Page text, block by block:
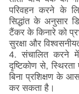
परिवहन करने के
सिद्धांत के अनुसार
टैंकर के किनारे को
सुरक्षा और
4. संचालित करने में
दृष्टिकोण से,
बिना प्रशिक्षण के
कर सकता है।